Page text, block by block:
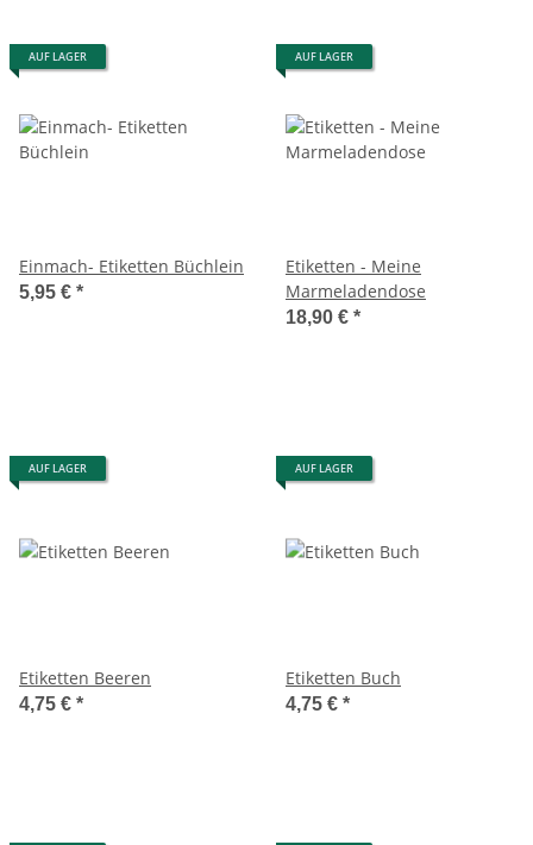
AUF LAGER
Einmach- Etiketten Büchlein
5,95 € *
AUF LAGER
Etiketten - Meine
Marmeladendose
18,90 € *
AUF LAGER
Etiketten Beeren
4,75 € *
AUF LAGER
Etiketten Buch
4,75 € *